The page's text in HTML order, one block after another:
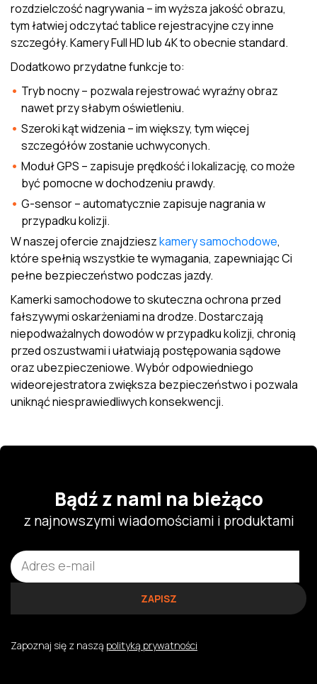
rozdzielczość nagrywania – im wyższa jakość obrazu,
tym łatwiej odczytać tablice rejestracyjne czy inne
szczegóły. Kamery Full HD lub 4K to obecnie standard.
Dodatkowo przydatne funkcje to:
Tryb nocny – pozwala rejestrować wyraźny obraz
nawet przy słabym oświetleniu.
Szeroki kąt widzenia – im większy, tym więcej
szczegółów zostanie uchwyconych.
Moduł GPS – zapisuje prędkość i lokalizację, co może
być pomocne w dochodzeniu prawdy.
G-sensor – automatycznie zapisuje nagrania w
przypadku kolizji.
W naszej ofercie znajdzieszkamery samochodowe,
które spełnią wszystkie te wymagania, zapewniając Ci
pełne bezpieczeństwo podczas jazdy.
Kamerki samochodowe to skuteczna ochrona przed
fałszywymi oskarżeniami na drodze. Dostarczają
niepodważalnych dowodów w przypadku kolizji, chronią
przed oszustwami i ułatwiają postępowania sądowe
oraz ubezpieczeniowe. Wybór odpowiedniego
wideorejestratora zwiększa bezpieczeństwo i pozwala
uniknąć niesprawiedliwych konsekwencji.
Bądź z nami na bieżąco
z najnowszymi wiadomościami i produktami
Zapoznaj się z naszą polityką prywatności